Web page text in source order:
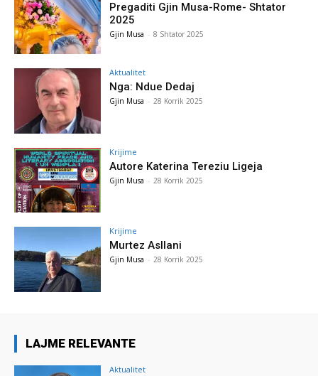
Pregaditi Gjin Musa-Rome- Shtator
2025
Gjin Musa - 8 Shtator 2025
Aktualitet
Nga: Ndue Dedaj
Gjin Musa - 28 Korrik 2025
Krijime
Autore Katerina Tereziu Ligeja
Gjin Musa - 28 Korrik 2025
Krijime
Murtez Asllani
Gjin Musa - 28 Korrik 2025
LAJME RELEVANTE
Aktualitet